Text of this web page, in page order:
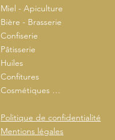
Miel - Apiculture
Bière - Brasserie
Confiserie
Pâtisserie
Huiles
Confitures
Cosmétiques …
Politique de confidentialité
Mentions légales